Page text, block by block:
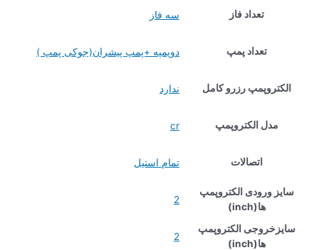
تعداد فاز سه فاز
تعداد پمپ دوپمپه +پمپ پیشران(جوکی پمپ )
الکتروپمپ رزرو کامل ندارد
مدل الکتروپمپ cr
اتصالات تمام استیل
سایز ورودی الکتروپمپ
ها(inch)
2
سایزخروجی الکتروپمپ
ها(inch)
2